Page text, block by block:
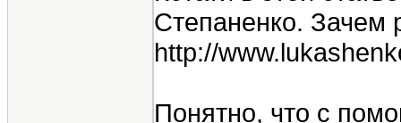
Степаненко. Зачем
http://
Понятно, что с